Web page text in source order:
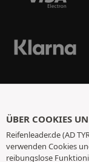
ÜBER COOKIES
Reifenleader.de (AD
verwenden Cookies
reibungslose